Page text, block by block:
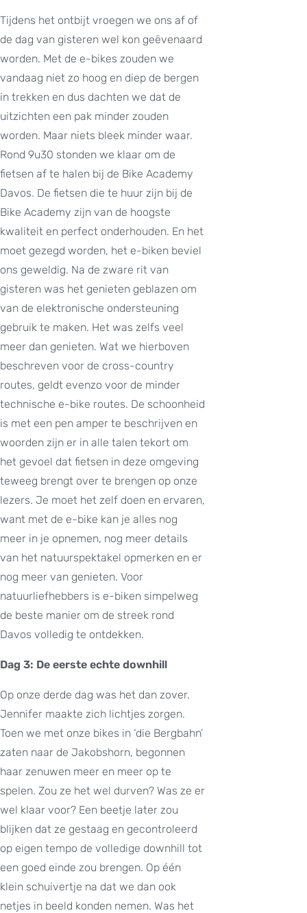
Tijdens het ontbijt vroegen we ons af of
de dag van gisteren wel kon geëvenaard
worden. Met de e-bikes zouden we
vandaag niet zo hoog en diep de bergen
in trekken en dus dachten we dat de
uitzichten een pak minder zouden
worden. Maar niets bleek minder waar.
Rond 9u30 stonden we klaar om de
fietsen af te halen bij de Bike Academy
Davos. De fietsen die te huur zijn bij de
Bike Academy zijn van de hoogste
kwaliteit en perfect onderhouden. En het
moet gezegd worden, het e-biken beviel
ons geweldig. Na de zware rit van
gisteren was het genieten geblazen om
van de elektronische ondersteuning
gebruik te maken. Het was zelfs veel
meer dan genieten. Wat we hierboven
beschreven voor de cross-country
routes, geldt evenzo voor de minder
technische e-bike routes. De schoonheid
is met een pen amper te beschrijven en
woorden zijn er in alle talen tekort om
het gevoel dat fietsen in deze omgeving
teweeg brengt over te brengen op onze
lezers. Je moet het zelf doen en ervaren,
want met de e-bike kan je alles nog
meer in je opnemen, nog meer details
van het natuurspektakel opmerken en er
nog meer van genieten. Voor
natuurliefhebbers is e-biken simpelweg
de beste manier om de streek rond
Davos volledig te ontdekken.
Dag 3: De eerste echte downhill
Op onze derde dag was het dan zover.
Jennifer maakte zich lichtjes zorgen.
Toen we met onze bikes in ‘die Bergbahn’
zaten naar de Jakobshorn, begonnen
haar zenuwen meer en meer op te
spelen. Zou ze het wel durven? Was ze er
wel klaar voor? Een beetje later zou
blijken dat ze gestaag en gecontroleerd
op eigen tempo de volledige downhill tot
een goed einde zou brengen. Op één
klein schuivertje na dat we dan ook
netjes in beeld konden nemen. Was het